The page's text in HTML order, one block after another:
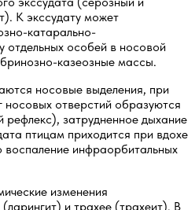
К экссудату может
катарально-
отдельных особей в носовой
казеозные массы.
носовые выделения, при
носовых отверстий образуются
рефлекс), затрудненное дыхание
птицам приходится при вдохе
инфраорбитальных
изменения
и трахее (трахеит). В